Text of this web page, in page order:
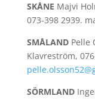
SKÅNE Majvi
073-398 2939.
SMÅLANDPelle
Klavreström,
SÖRMLAND